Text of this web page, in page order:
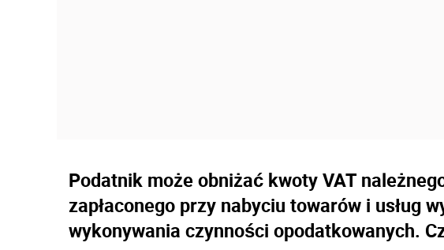
Podatnik może obniżać kwoty VAT
zapłaconego przy nabyciu towarów i usług
wykonywania czynności opodatkowanych.